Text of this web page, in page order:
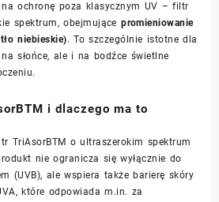
ochronę poza klasycznym UV – filtr
spektrum, obejmującepromieniowanie
niebieskie). To szczególnie istotne dla
słońce, ale i na bodźce świetlne
i dlaczego ma to
TriAsorBTM o ultraszerokim spektrum
nie ogranicza się wyłącznie do
(UVB), ale wspiera także barierę skóry
które odpowiada m.in. za